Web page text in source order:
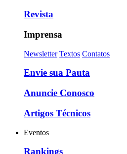
Revista
Imprensa
Newsletter Textos Contatos
Envie sua Pauta
Anuncie Conosco
Artigos Técnicos
Eventos
Rankings